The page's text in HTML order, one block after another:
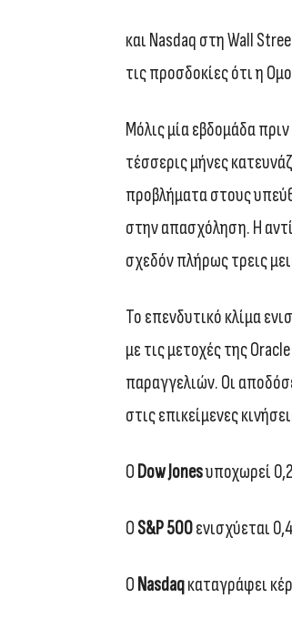
και Nasdaq στη Wall
τις προσδοκίες ότι η
Μόλις μία εβδομάδα
τέσσερις μήνες
προβλήματα στους
στην απασχόληση. Η
σχεδόν πλήρως τρεις
Το επενδυτικό κλίμα
με τις μετοχές της
παραγγελιών. Οι
στις επικείμενες
Ο Dow Jonesυποχωρεί
Ο S&P 500ενισχύεται
Ο Nasdaqκαταγράφει